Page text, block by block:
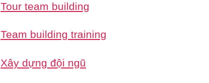
Tour team building
Team building training
Xây dựng đội ngũ